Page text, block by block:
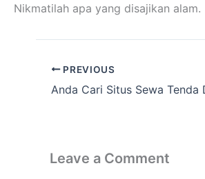
Nikmatilah apa yang disajikan alam.
PREVIOUS
Leave a Comment